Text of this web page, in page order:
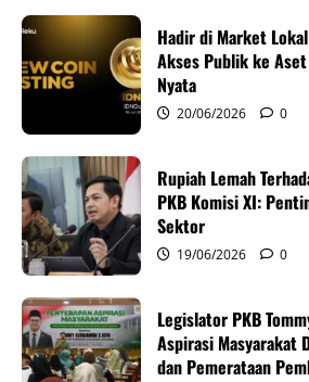
t
i
o
n
Hadir di Market
Akses Publik ke
Nyata
20/06/2026 0
Rupiah Lemah
PKB Komisi XI:
Sektor
19/06/2026 0
Legislator PKB
Aspirasi Masyarakat
dan Pemerataan